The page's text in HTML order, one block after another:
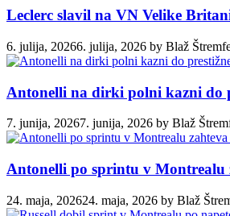
Leclerc slavil na VN Velike
6. julija, 20266. julija, 2026 by Blaž
Antonelli na dirki polni kazni do
7. junija, 20267. junija, 2026 by Blaž
Antonelli po sprintu v Montrealu
24. maja, 202624. maja, 2026 by Blaž